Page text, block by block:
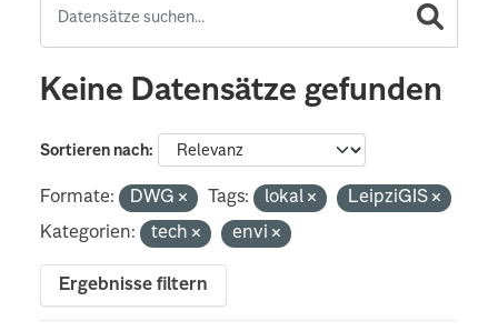
Keine Datensätze gefunden
Sortieren nach
Formate: DWG Tags: lokal
LeipziGIS
Kategorien:
tech envi
Ergebnisse filtern